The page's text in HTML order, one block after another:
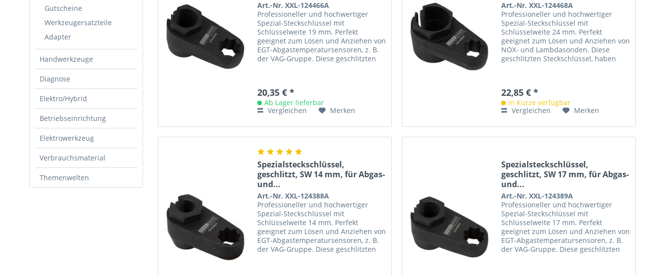
Gutscheine
Werkzeugersatzteile
Adapter
Handwerkzeuge
Diagnose
Elektro/Hybrid
Betriebseinrichtung
Elektrowerkzeug
Verbrauchsmaterial
Themenwelten
Art.-Nr. XXL-124466A
Professioneller und hochwertiger
Spezial-Steckschlüssel mit
Schlüsselweite 19 mm. Perfekt
geeignet zum Lösen und Anziehen von
EGT-Abgastemperatursensoren, z. B.
der VAG-Gruppe. Diese geschlitzten
20,35 € *
Ab Lager lieferbar
Vergleichen
Merken
Art.-Nr. XXL-124468A
Professioneller und hochwertiger
Spezial-Steckschlüssel mit
Schlüsselweite 24 mm. Perfekt
geeignet zum Lösen und Anziehen von
NOX- und Lambdasonden. Diese
geschlitzten Steckschlüssel, haben
22,85 € *
In Kürze verfügbar
Vergleichen
Merken
Spezialsteckschlüssel,
geschlitzt, SW 14 mm, für Abgas-
und...
Art.-Nr. XXL-124388A
Professioneller und hochwertiger
Spezial-Steckschlüssel mit
Schlüsselweite 14 mm. Perfekt
geeignet zum Lösen und Anziehen von
EGT-Abgastemperatursensoren, z. B.
der VAG-Gruppe. Diese geschlitzten
Spezialsteckschlüssel,
geschlitzt, SW 17 mm, für Abgas-
und...
Art.-Nr. XXL-124389A
Professioneller und hochwertiger
Spezial-Steckschlüssel mit
Schlüsselweite 17 mm. Perfekt
geeignet zum Lösen und Anziehen von
EGT-Abgastemperatursensoren, z. B.
der VAG-Gruppe. Diese geschlitzten